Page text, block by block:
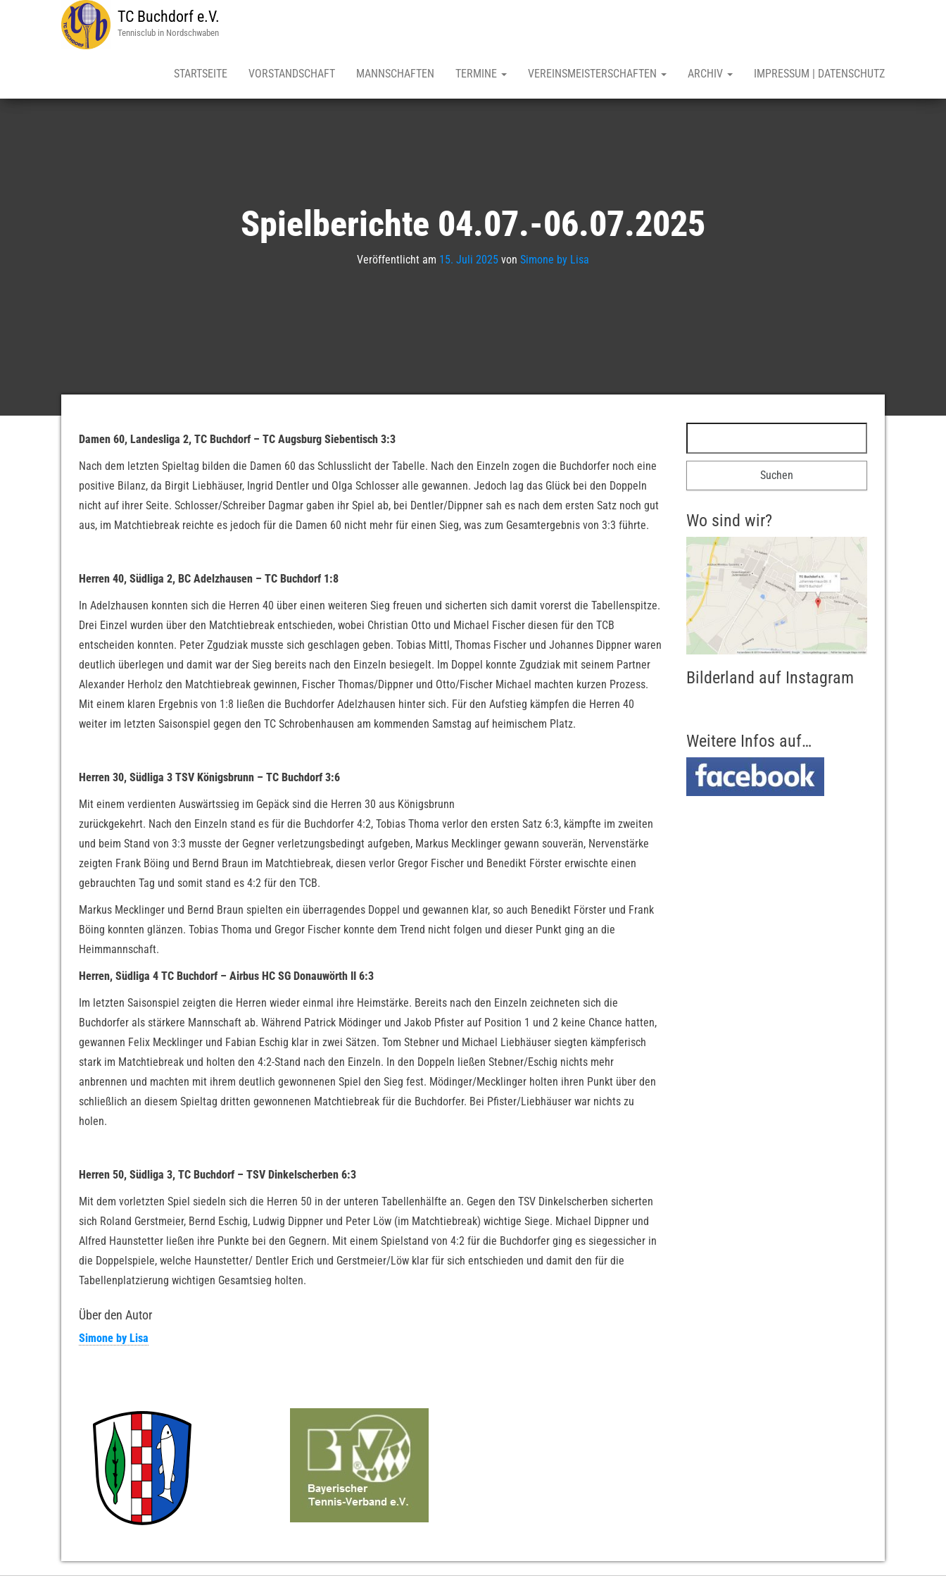
TC Buchdorf e.V.
Tennisclub in Nordschwaben
STARTSEITE VORSTANDSCHAFT MANNSCHAFTEN TERMINE VEREINSMEISTERSCHAFTEN ARCHIV IMPRESSUM | DATENSCHUTZ
Spielberichte 04.07.-06.07.2025
Veröffentlicht am 15. Juli 2025 von Simone by Lisa
Damen 60, Landesliga 2, TC Buchdorf – TC Augsburg Siebentisch 3:3
Nach dem letzten Spieltag bilden die Damen 60 das Schlusslicht der Tabelle. Nach den Einzeln zogen die Buchdorfer noch eine
positive Bilanz, da Birgit Liebhäuser, Ingrid Dentler und Olga Schlosser alle gewannen. Jedoch lag das Glück bei den Doppeln
nicht auf ihrer Seite. Schlosser/Schreiber Dagmar gaben ihr Spiel ab, bei Dentler/Dippner sah es nach dem ersten Satz noch gut
aus, im Matchtiebreak reichte es jedoch für die Damen 60 nicht mehr für einen Sieg, was zum Gesamtergebnis von 3:3 führte.
Herren 40, Südliga 2, BC Adelzhausen – TC Buchdorf 1:8
In Adelzhausen konnten sich die Herren 40 über einen weiteren Sieg freuen und sicherten sich damit vorerst die Tabellenspitze.
Drei Einzel wurden über den Matchtiebreak entschieden, wobei Christian Otto und Michael Fischer diesen für den TCB
entscheiden konnten. Peter Zgudziak musste sich geschlagen geben. Tobias Mittl, Thomas Fischer und Johannes Dippner waren
deutlich überlegen und damit war der Sieg bereits nach den Einzeln besiegelt. Im Doppel konnte Zgudziak mit seinem Partner
Alexander Herholz den Matchtiebreak gewinnen, Fischer Thomas/Dippner und Otto/Fischer Michael machten kurzen Prozess.
Mit einem klaren Ergebnis von 1:8 ließen die Buchdorfer Adelzhausen hinter sich. Für den Aufstieg kämpfen die Herren 40
weiter im letzten Saisonspiel gegen den TC Schrobenhausen am kommenden Samstag auf heimischem Platz.
Herren 30, Südliga 3 TSV Königsbrunn – TC Buchdorf 3:6
Mit einem verdienten Auswärtssieg im Gepäck sind die Herren 30 aus Königsbrunn
zurückgekehrt. Nach den Einzeln stand es für die Buchdorfer 4:2, Tobias Thoma verlor den ersten Satz 6:3, kämpfte im zweiten
und beim Stand von 3:3 musste der Gegner verletzungsbedingt aufgeben, Markus Mecklinger gewann souverän, Nervenstärke
zeigten Frank Böing und Bernd Braun im Matchtiebreak, diesen verlor Gregor Fischer und Benedikt Förster erwischte einen
gebrauchten Tag und somit stand es 4:2 für den TCB.
Markus Mecklinger und Bernd Braun spielten ein überragendes Doppel und gewannen klar, so auch Benedikt Förster und Frank
Böing konnten glänzen. Tobias Thoma und Gregor Fischer konnte dem Trend nicht folgen und dieser Punkt ging an die
Heimmannschaft.
Herren, Südliga 4 TC Buchdorf – Airbus HC SG Donauwörth II 6:3
Im letzten Saisonspiel zeigten die Herren wieder einmal ihre Heimstärke. Bereits nach den Einzeln zeichneten sich die
Buchdorfer als stärkere Mannschaft ab. Während Patrick Mödinger und Jakob Pfister auf Position 1 und 2 keine Chance hatten,
gewannen Felix Mecklinger und Fabian Eschig klar in zwei Sätzen. Tom Stebner und Michael Liebhäuser siegten kämpferisch
stark im Matchtiebreak und holten den 4:2-Stand nach den Einzeln. In den Doppeln ließen Stebner/Eschig nichts mehr
anbrennen und machten mit ihrem deutlich gewonnenen Spiel den Sieg fest. Mödinger/Mecklinger holten ihren Punkt über den
schließlich an diesem Spieltag dritten gewonnenen Matchtiebreak für die Buchdorfer. Bei Pfister/Liebhäuser war nichts zu
holen.
Herren 50, Südliga 3, TC Buchdorf – TSV Dinkelscherben 6:3
Mit dem vorletzten Spiel siedeln sich die Herren 50 in der unteren Tabellenhälfte an. Gegen den TSV Dinkelscherben sicherten
sich Roland Gerstmeier, Bernd Eschig, Ludwig Dippner und Peter Löw (im Matchtiebreak) wichtige Siege. Michael Dippner und
Alfred Haunstetter ließen ihre Punkte bei den Gegnern. Mit einem Spielstand von 4:2 für die Buchdorfer ging es siegessicher in
die Doppelspiele, welche Haunstetter/ Dentler Erich und Gerstmeier/Löw klar für sich entschieden und damit den für die
Tabellenplatzierung wichtigen Gesamtsieg holten.
Über den Autor
Simone by Lisa
Wo sind wir?
Bilderland auf Instagram
Weitere Infos auf…